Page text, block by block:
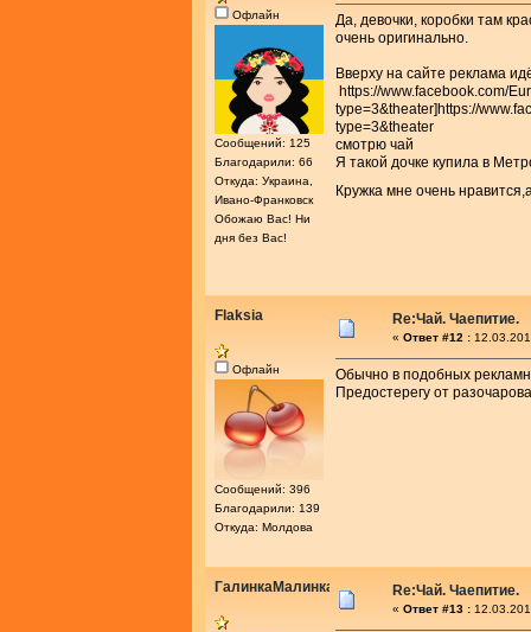
Офлайн
Сообщений: 125
Благодарили: 66
Откуда: Украина,
Ивано-Франковск
Обожаю Вас! Ни
дня без Вас!
Да, девочки, коробки там
очень оригинально.
Вверху на сайте реклама
https://www.facebook.com/
type=3&theater]https://
type=3&theater
смотрю чай
Я такой дочке купила в
Кружка мне очень
Flaksia
Офлайн
Сообщений: 396
Благодарили: 139
Откуда: Молдова
Re:Чай. Чаепитие.
« Ответ #12 :
Обычно в подобных
Предостерегу от
ГалинкаМалинка Re:Чай. Чаепитие.
« Ответ #13 :